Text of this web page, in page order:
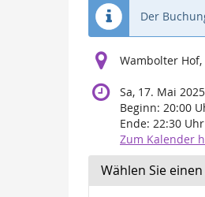
Der
Wambolter
Sa, 17. Mai 2025
Beginn: 20:00
Ende: 22:30 Uhr
Zum Kalender
Wählen Sie